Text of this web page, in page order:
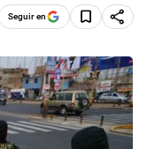
Seguir en